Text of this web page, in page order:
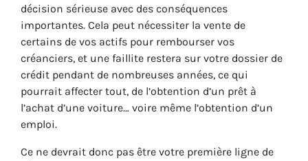
décision sérieuse avec des conséquences
importantes. Cela peut nécessiter la vente de
certains de vos actifs pour rembourser vos
créanciers, et une faillite restera sur votre dossier de
crédit pendant de nombreuses années, ce qui
pourrait affecter tout, de l’obtention d’un prêt à
l’achat d’une voiture… voire même l’obtention d’un
emploi.
Ce ne devrait donc pas être votre première ligne de